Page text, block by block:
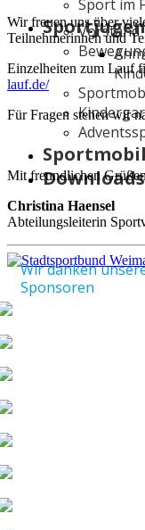
Sport im
Vorstand
Sportmobil
Downloads
Wir freuen uns über
Teilnehmerinnen und
Einzelheiten zum Lauf
lauf.de/
Für Fragen stehen wir
Mit freundlichen Grüßen
Christina Haensel
Abteilungsleiterin
Wir danken
Sponsoren